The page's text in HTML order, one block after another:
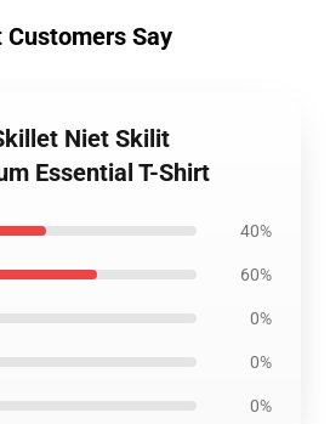
Customers Say
Niet Skilit
Essential T-Shirt
40%
60%
0%
0%
0%